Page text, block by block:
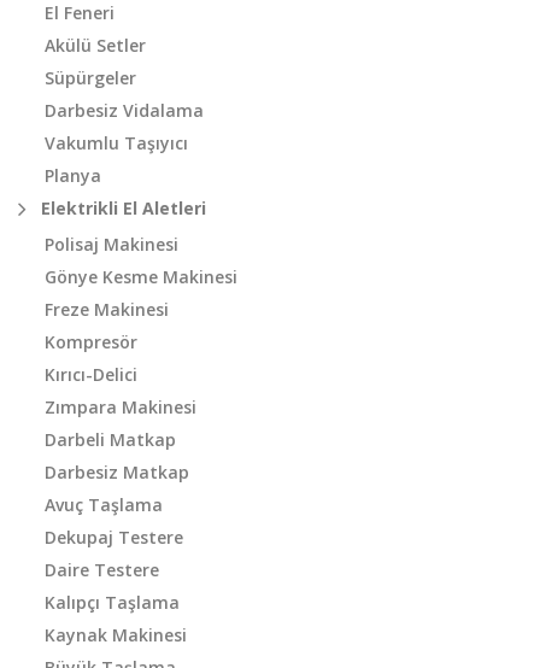
El Feneri
Akülü Setler
Süpürgeler
Darbesiz Vidalama
Vakumlu Taşıyıcı
Planya
Elektrikli El Aletleri
Polisaj Makinesi
Gönye Kesme Makinesi
Freze Makinesi
Kompresör
Kırıcı-Delici
Zımpara Makinesi
Darbeli Matkap
Darbesiz Matkap
Avuç Taşlama
Dekupaj Testere
Daire Testere
Kalıpçı Taşlama
Kaynak Makinesi